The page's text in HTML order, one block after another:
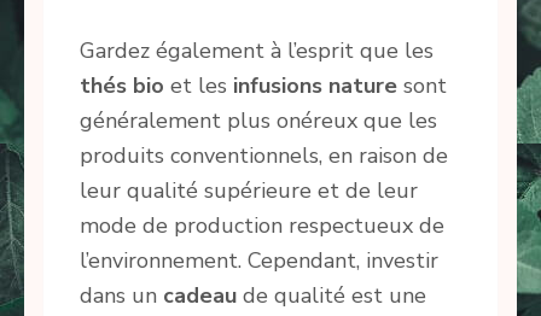
Gardez également à l’esprit que les
thés bio et les infusions nature sont
généralement plus onéreux que les
produits conventionnels, en raison de
leur qualité supérieure et de leur
mode de production respectueux de
l’environnement. Cependant, investir
dans un cadeau de qualité est une